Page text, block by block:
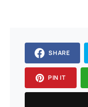
SHARE
PIN IT